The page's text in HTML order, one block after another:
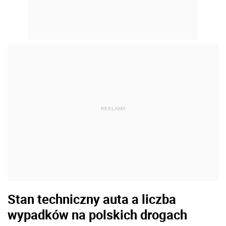
REKLAMA
Stan techniczny auta a liczba
wypadków na polskich drogach